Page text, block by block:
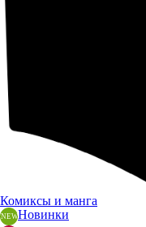
Комиксы и манга
Новинки